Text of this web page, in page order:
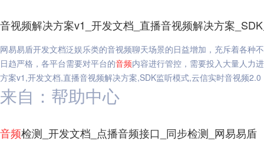
音视频解决方案v1_开发文档_直播音视频解决方案
网易易盾开发文档泛娱乐类的音视频聊天场景的日益增加，充斥着各种
日趋严格，各平台需要对平台的音频内容进行管控，需要投入大量人力
方案v1,开发文档,直播音视频解决方案,SDK监听模式,云信实时音视频2.0
来自：帮助中心
音频检测_开发文档_点播音频接口_同步检测_网易易盾